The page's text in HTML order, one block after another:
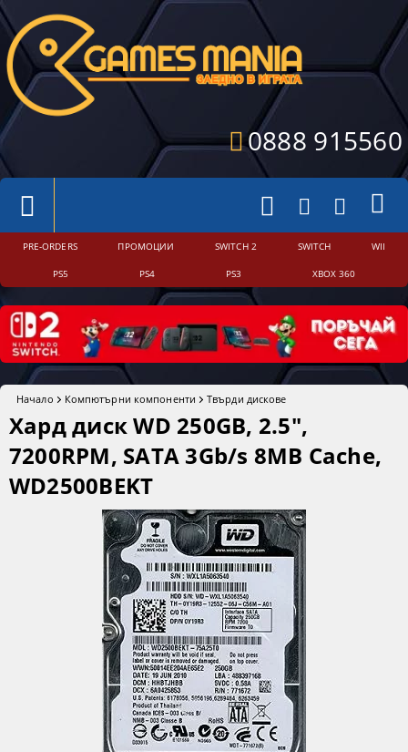
0888 915560
PRE-ORDERS ПРОМОЦИИ SWITCH 2 SWITCH WII
PS5 PS4 PS3 XBOX 360
Начало Компютърни компоненти Твърди дискове
Хард диск WD 250GB, 2.5",
7200RPM, SATA 3Gb/s 8MB Cache,
WD2500BEKT